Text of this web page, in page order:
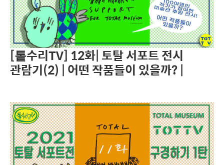
[톹수리TV] 12화| 토탈 서포트 전시
관람기(2) | 어떤 작품들이 있을까? |